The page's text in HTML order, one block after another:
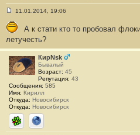
о
о
б
щ
е
н
и
е
1
3
3
11.01.2014, 19:06
А к стати кто то пробовал
летучесть?
КирNsk
Бывалый
Возраст: 45
Репутация: 43
Сообщения: 585
Имя: Кирилл
Откуда: Новосибирск
Откуда: Новосибирск
ICQ Сайт